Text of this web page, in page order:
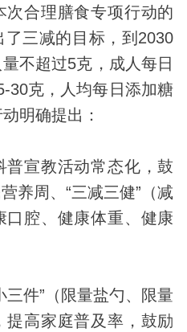
合理膳食专项行动的
三减的目标，到2030
不超过5克，成人每日
30克，人均每日添加糖
明确提出：
普宣教活动常态化，鼓
养周、“三减三健”（减
腔、健康体重、健康
三件”（限量盐勺、限量
高家庭普及率，鼓励